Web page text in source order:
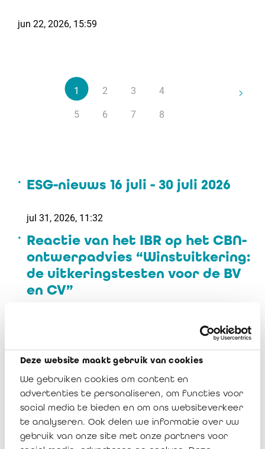
Deze website maakt gebruik van cookies
We gebruiken cookies om content en
advertenties te personaliseren, om functies voor
social media te bieden en om ons websiteverkeer
te analyseren. Ook delen we informatie over uw
gebruik van onze site met onze partners voor
jun 22, 2026, 15:59
1 2 3 4
5 6 7 8
ESG-nieuws 16 juli - 30 juli 2026
jul 31, 2026, 11:32
Reactie van het IBR op het CBN-
ontwerpadvies “Winstuitkering:
de uitkeringstesten voor de BV
en CV”
Reactie van het IBR op het CBN-
ontwerpadvies “Verbruiklening”
jul 30, 2026, 16:12
Wanneer een inbreng in geld er
geen is. Fictieve